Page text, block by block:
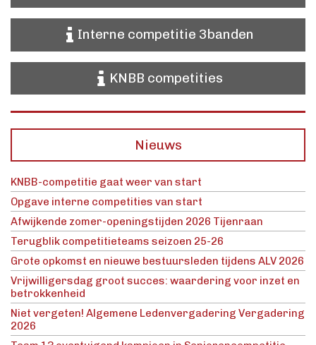
Interne competitie 3banden
KNBB competities
Nieuws
KNBB-competitie gaat weer van start
Opgave interne competities van start
Afwijkende zomer-openingstijden 2026 Tijenraan
Terugblik competitieteams seizoen 25-26
Grote opkomst en nieuwe bestuursleden tijdens ALV 2026
Vrijwilligersdag groot succes: waardering voor inzet en
betrokkenheid
Niet vergeten! Algemene Ledenvergadering Vergadering
2026